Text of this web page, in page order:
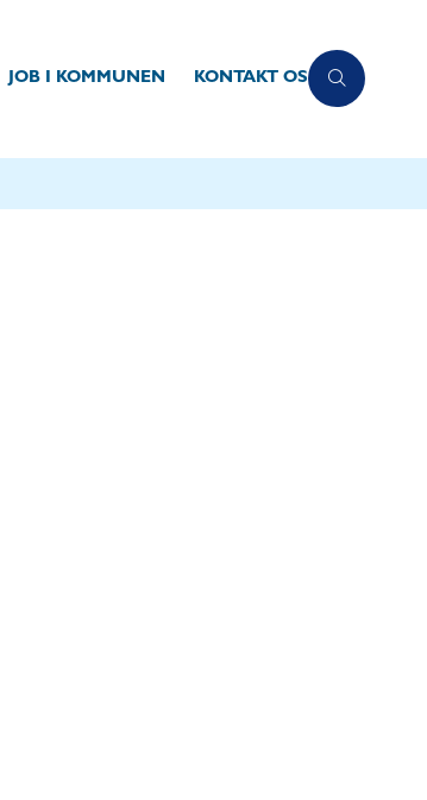
JOB I KOMMUNEN KONTAKT OS